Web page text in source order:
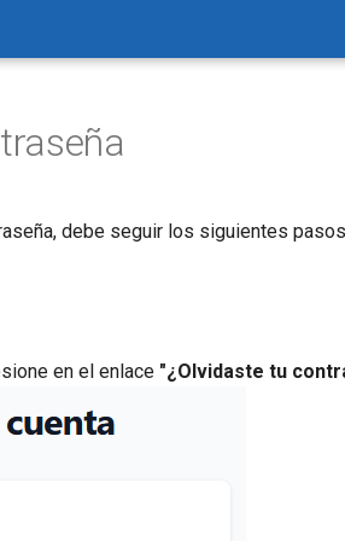
debe seguir los siguientes
en el enlace "¿Olvidaste tu